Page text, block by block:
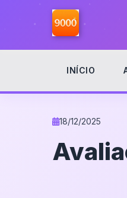
INÍCIO
Início/Notícias
18/12/2025